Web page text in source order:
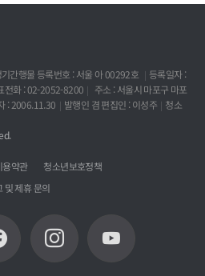
기간행물 등록번호 : 서울 아 00292호
등록일자 :
전화 : 02-2052-8200
주소 : 서울시 마포구 마포
: 2006.11.30 발행인 겸 편집인 : 이성주
청소
용약관
청소년보호정책
및 제휴 문의